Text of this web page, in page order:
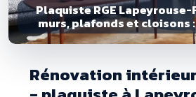
Plaquiste RGE Lapeyrouse-
murs, plafonds et cloisons
Rénovation